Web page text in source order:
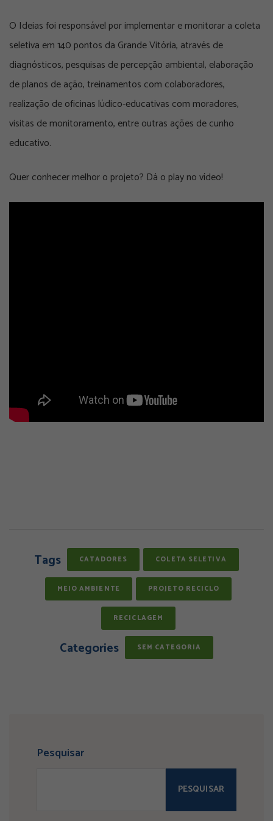
O Ideias foi responsável por implementar e monitorar a coleta
seletiva em 140 pontos da Grande Vitória, através de
diagnósticos, pesquisas de percepção ambiental, elaboração
de planos de ação, treinamentos com colaboradores,
realização de oficinas lúdico-educativas com moradores,
visitas de monitoramento, entre outras ações de cunho
educativo.
Quer conhecer melhor o projeto? Dá o play no vídeo!
Tags CATADORES COLETA SELETIVA
MEIO AMBIENTE PROJETO RECICLO
RECICLAGEM
Categories SEM CATEGORIA
Pesquisar
PESQUISAR